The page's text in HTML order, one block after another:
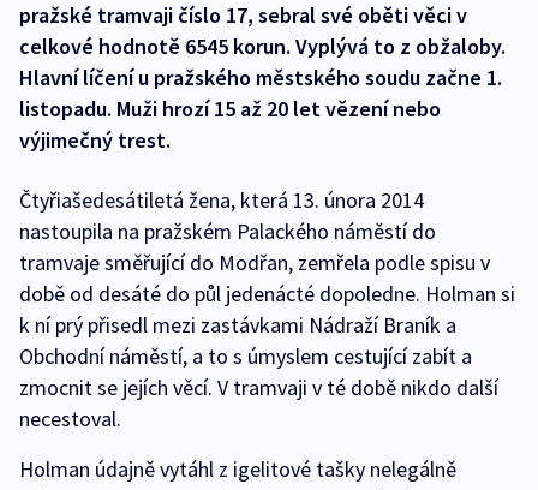
pražské tramvaji číslo 17, sebral své oběti věci v
celkové hodnotě 6545 korun. Vyplývá to z obžaloby.
Hlavní líčení u pražského městského soudu začne 1.
listopadu. Muži hrozí 15 až 20 let vězení nebo
výjimečný trest.
Čtyřiašedesátiletá žena, která 13. února 2014
nastoupila na pražském Palackého náměstí do
tramvaje směřující do Modřan, zemřela podle spisu v
době od desáté do půl jedenácté dopoledne. Holman si
k ní prý přisedl mezi zastávkami Nádraží Braník a
Obchodní náměstí, a to s úmyslem cestující zabít a
zmocnit se jejích věcí. V tramvaji v té době nikdo další
necestoval.
Holman údajně vytáhl z igelitové tašky nelegálně